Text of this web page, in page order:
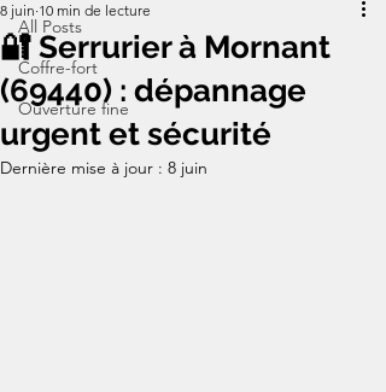
All Posts
Coffre-fort
Ouverture fine
🔐 Serrurier à Mornant
(69440) : dépannage
urgent et sécurité
8 juin 10 min de lecture
Dernière mise à jour : 8 juin